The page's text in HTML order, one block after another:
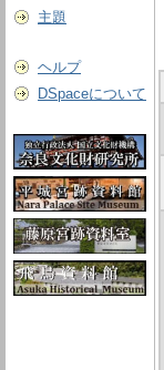
主題
ヘルプ
DSpaceについて